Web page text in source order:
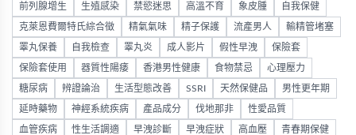
前列腺增生 生殖感染 禁慾迷思 高溫不育 象皮腫 自我保健
克萊恩費爾特氏綜合徵 精氣氣味 精子保護 流產男人 輸精管堵塞
睪丸保養 自我檢查 睪丸炎 成人影片 假性早洩 保險套
保險套使用 器質性陽痿 香港男性健康 食物禁忌 心理壓力
糖尿病 辨證論治 生活型態改善 SSRI 天然保健品 男性更年期
延時藥物 神經系統疾病 產品成分 伐地那非 性愛品質
血管疾病 性生活調適 早洩診斷 早洩症狀 高血壓 青春期保健